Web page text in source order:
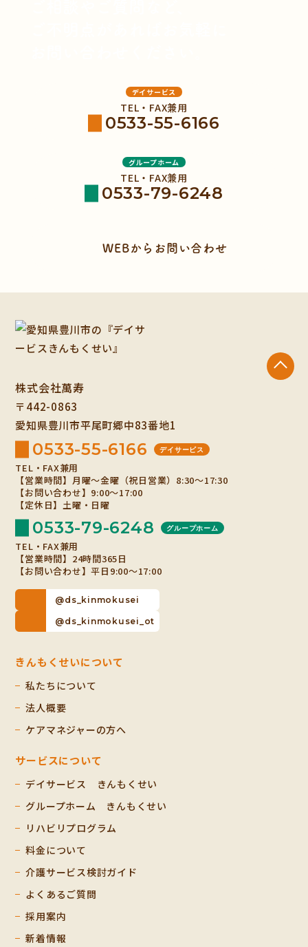
デイサービス
TEL・FAX兼用
0533-55-6166
グループホーム
TEL・FAX兼用
0533-79-6248
WEBからお問い合わせ
株式会社萬寿
〒442-0863
愛知県豊川市平尾町郷中83番地1
0533-55-6166 デイサービス
TEL・FAX兼用
【営業時間】月曜～金曜（祝日営業）8:30～17:30
【お問い合わせ】9:00～17:00
【定休日】土曜・日曜
0533-79-6248 グループホーム
TEL・FAX兼用
【営業時間】24時間365日
【お問い合わせ】平日9:00～17:00
@ds_kinmokusei
@ds_kinmokusei_ot
きんもくせいについて
私たちについて
法人概要
ケアマネジャーの方へ
サービスについて
デイサービス きんもくせい
グループホーム きんもくせい
リハビリプログラム
料金について
介護サービス検討ガイド
よくあるご質問
採用案内
新着情報